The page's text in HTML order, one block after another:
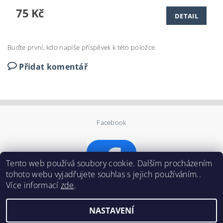
75 Kč DETAIL
Buďte první, kdo napíše příspěvek k této položce.
Přidat komentář
Facebook
Tento web používá soubory cookie. Dalším procházením
tohoto webu vyjadřujete souhlas s jejich používáním..
Více informací zde.
NASTAVENÍ